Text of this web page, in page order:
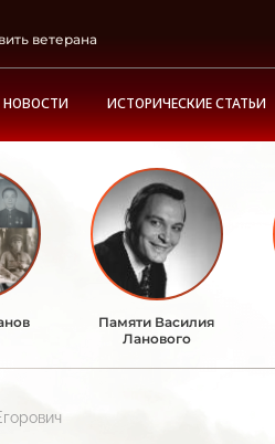
ветерана
НОВОСТИ ИСТОРИЧЕСКИЕ СТАТЬИ
Памяти Василия
Ланового